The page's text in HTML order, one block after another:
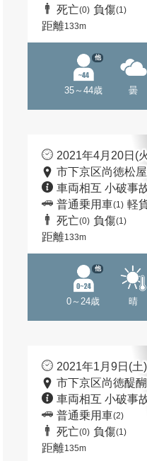
死亡(0) 負傷(1)
距離133m
35～44歳
他
曇
2021年4月20日(
市下京区尚徳松
車両相互 小破事
普通乗用車(1) 軽
死亡(0) 負傷(1)
距離133m
0～24歳
他
晴
2021年1月9日(土
市下京区尚徳醍
車両相互 小破事
普通乗用車(2)
死亡(0) 負傷(1)
距離135m